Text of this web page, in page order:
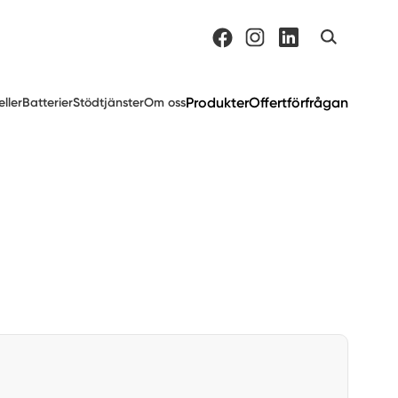
BatterierStödtjänsterOm ossProdukterOffertförfrågan